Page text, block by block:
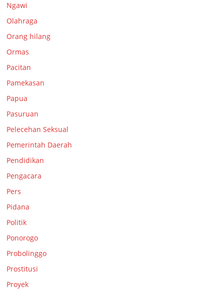
Ngawi
Olahraga
Orang hilang
Ormas
Pacitan
Pamekasan
Papua
Pasuruan
Pelecehan Seksual
Pemerintah Daerah
Pendidikan
Pengacara
Pers
Pidana
Politik
Ponorogo
Probolinggo
Prostitusi
Proyek